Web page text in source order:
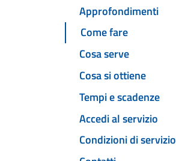
Approfondimenti
Come fare
Cosa serve
Cosa si ottiene
Tempi e scadenze
Accedi al servizio
Condizioni di servizio